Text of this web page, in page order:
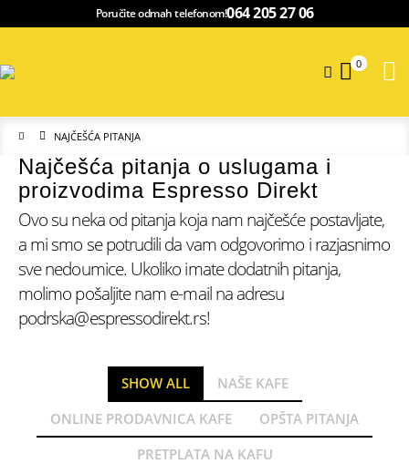
Poručite odmah telefonom!064 205 27 06
0
NAJČEŠĆA PITANJA
Najčešća pitanja o uslugama i
proizvodima Espresso Direkt
Ovo su neka od pitanja koja nam najčešće postavljate,
a mi smo se potrudili da vam odgovorimo i razjasnimo
sve nedoumice. Ukoliko imate dodatnih pitanja,
molimo pošaljite nam e-mail na adresu
podrska@espressodirekt.rs!
SHOW ALL
NAŠE KAFE
ONLINE PRODAVNICA KAFE
OPŠTA PITANJA
PRETPLATA NA KAFU